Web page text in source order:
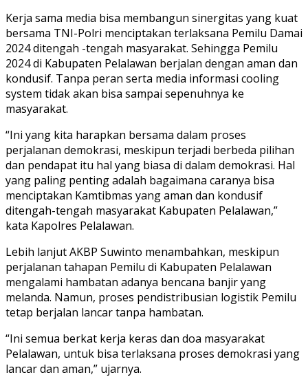
Kerja sama media bisa membangun sinergitas yang kuat
bersama TNI-Polri menciptakan terlaksana Pemilu Damai
2024 ditengah -tengah masyarakat. Sehingga Pemilu
2024 di Kabupaten Pelalawan berjalan dengan aman dan
kondusif. Tanpa peran serta media informasi cooling
system tidak akan bisa sampai sepenuhnya ke
masyarakat.
“Ini yang kita harapkan bersama dalam proses
perjalanan demokrasi, meskipun terjadi berbeda pilihan
dan pendapat itu hal yang biasa di dalam demokrasi. Hal
yang paling penting adalah bagaimana caranya bisa
menciptakan Kamtibmas yang aman dan kondusif
ditengah-tengah masyarakat Kabupaten Pelalawan,”
kata Kapolres Pelalawan.
Lebih lanjut AKBP Suwinto menambahkan, meskipun
perjalanan tahapan Pemilu di Kabupaten Pelalawan
mengalami hambatan adanya bencana banjir yang
melanda. Namun, proses pendistribusian logistik Pemilu
tetap berjalan lancar tanpa hambatan.
“Ini semua berkat kerja keras dan doa masyarakat
Pelalawan, untuk bisa terlaksana proses demokrasi yang
lancar dan aman,” ujarnya.